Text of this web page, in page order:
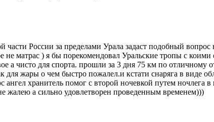
России за пределами Урала задаст подобный
матрас ) я бы порекомендовал Уральские тропы с
чисто для спорта. прошли за 3 дня 75 км по отличному
жары о чем быстро пожалел.и кстати снаряга в виде
хранитель помог с второй ночевкой путем ночлега в
жалею а сильно удовлетворен проведенным временем)))